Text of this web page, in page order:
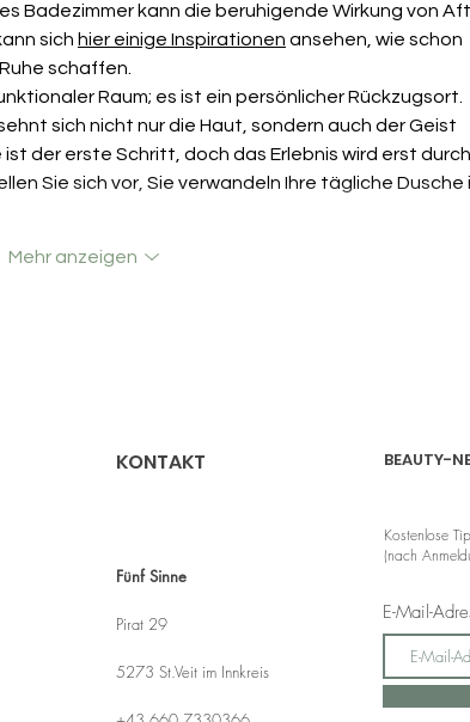
Badezimmer kann die beruhigende Wirkung von
sich hier einige Inspirationen ansehen, wie schon
schaffen.
Raum; es ist ein persönlicher Rückzugsort.
sich nicht nur die Haut, sondern auch der Geist
ist der erste Schritt, doch das Erlebnis wird erst durch
Sie sich vor, Sie verwandeln Ihre tägliche Dusche
Mehr anzeigen
KONTAKT BEAUTY-
Fünf Sinne
Pirat 29
5273 St.Veit im Innkreis
Kostenlose
(nach
E-Mail-